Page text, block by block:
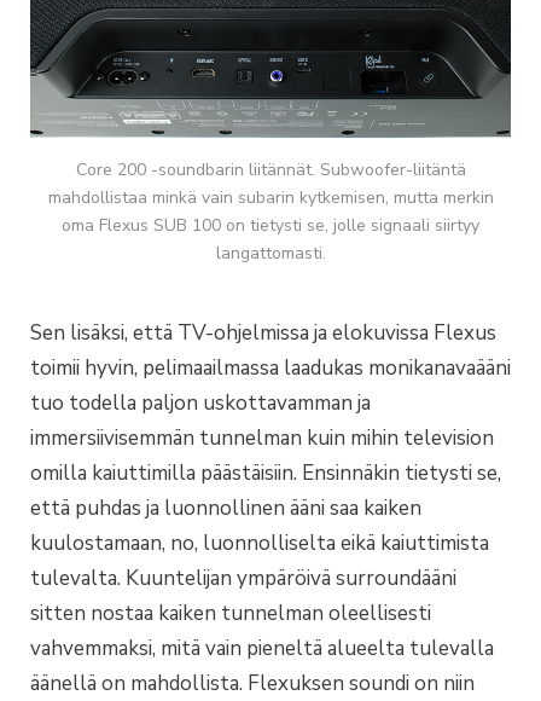
Core 200 -soundbarin liitännät. Subwoofer-liitäntä
mahdollistaa minkä vain subarin kytkemisen, mutta merkin
oma Flexus SUB 100 on tietysti se, jolle signaali siirtyy
langattomasti.
Sen lisäksi, että TV-ohjelmissa ja elokuvissa Flexus
toimii hyvin, pelimaailmassa laadukas monikanavaääni
tuo todella paljon uskottavamman ja
immersiivisemmän tunnelman kuin mihin television
omilla kaiuttimilla päästäisiin. Ensinnäkin tietysti se,
että puhdas ja luonnollinen ääni saa kaiken
kuulostamaan, no, luonnolliselta eikä kaiuttimista
tulevalta. Kuuntelijan ympäröivä surroundääni
sitten nostaa kaiken tunnelman oleellisesti
vahvemmaksi, mitä vain pieneltä alueelta tulevalla
äänellä on mahdollista. Flexuksen soundi on niin